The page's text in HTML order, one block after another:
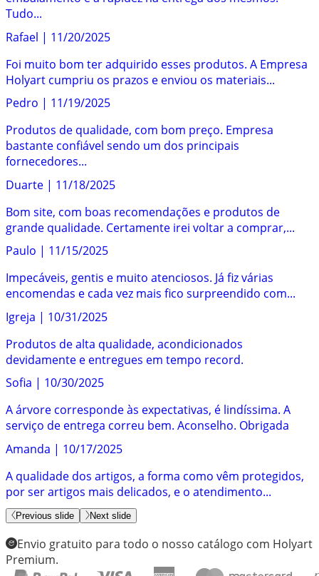
Tudo...
Rafael | 11/20/2025
Foi muito bom ter adquirido esses produtos. A Empresa
Holyart cumpriu os prazos e enviou os materiais...
Pedro | 11/19/2025
Produtos de qualidade, com bom preço. Empresa
bastante confiável sendo um dos principais
fornecedores...
Duarte | 11/18/2025
Bom site, com boas recomendações e produtos de
grande qualidade. Certamente irei voltar a comprar,...
Paulo | 11/15/2025
Impecáveis, gentis e muito atenciosos. Já fiz várias
encomendas e cada vez mais fico surpreendido com...
Igreja | 10/31/2025
Produtos de alta qualidade, acondicionados
devidamente e entregues em tempo record.
Sofia | 10/30/2025
A árvore corresponde às expectativas, é lindíssima. A
serviço de entrega correu bem. Aconselho. Obrigada
Amanda | 10/17/2025
A qualidade dos artigos, a forma como vêm protegidos,
por ser artigos mais delicados, e o atendimento...
Previous slide Next slide
Envio gratuito para todo o nosso catálogo com Holyart
Premium.